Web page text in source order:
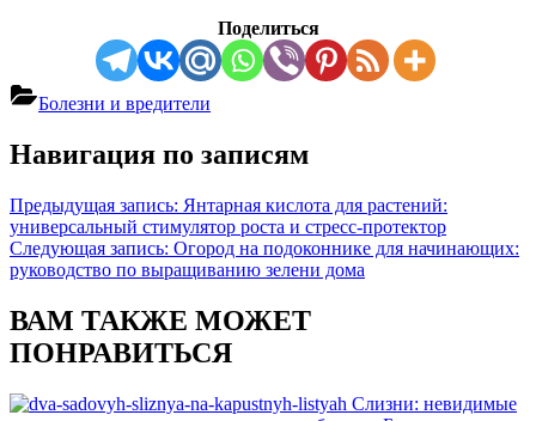
Поделиться
Болезни и вредители
Навигация по записям
Предыдущая запись: Янтарная кислота для растений:
универсальный стимулятор роста и стресс-протектор
Следующая запись: Огород на подоконнике для начинающих:
руководство по выращиванию зелени дома
ВАМ ТАКЖЕ МОЖЕТ
ПОНРАВИТЬСЯ
Слизни: невидимые